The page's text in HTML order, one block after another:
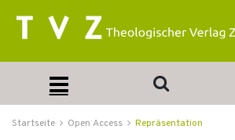
Startseite Open Access Repräsentation